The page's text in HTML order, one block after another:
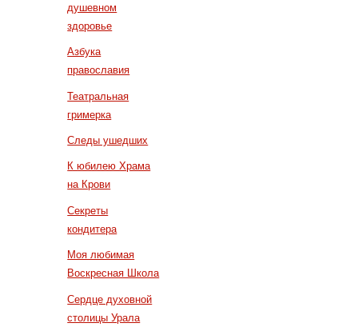
душевном
здоровье
Азбука
православия
Театральная
гримерка
Следы ушедших
К юбилею Храма
на Крови
Секреты
кондитера
Моя любимая
Воскресная Школа
Сердце духовной
столицы Урала